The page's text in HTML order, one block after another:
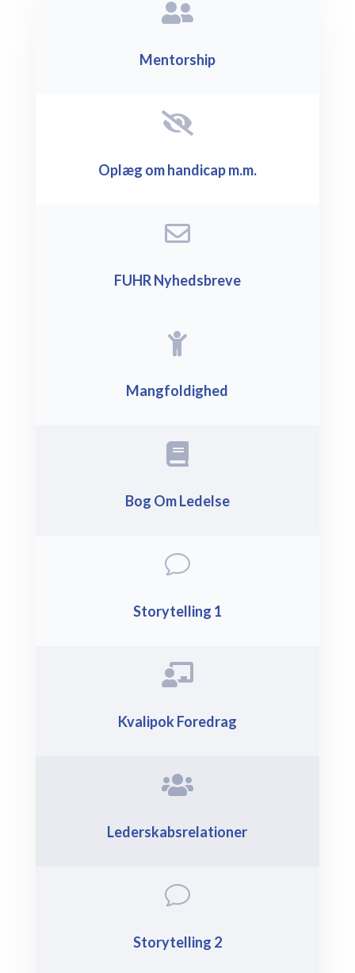

Mentorship

Oplæg om handicap m.m.

FUHR Nyhedsbreve

Mangfoldighed

Bog Om Ledelse
v
Storytelling 1

Kvalipok Foredrag

Lederskabsrelationer
v
Storytelling 2